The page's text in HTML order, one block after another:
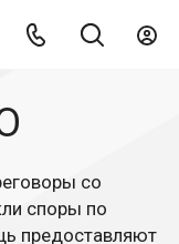
со
споры по
предоставляют